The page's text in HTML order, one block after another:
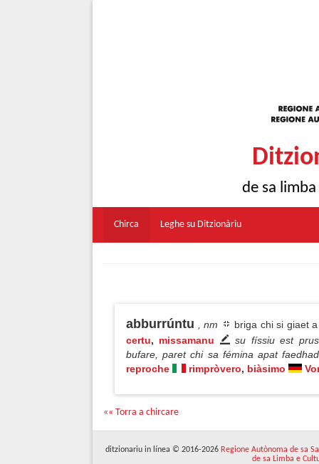
de sa
Chirca Leghe su Ditzionàriu
abburrúntu , nm
briga chi si giaet
certu, missamanu
su físsiu est
bufare, paret chi sa fémina apat
reproche
rimpròvero, biàsimo
«« Torra a chircare
ditzionariu in línea © 2016-2026 Regione Autònoma de sa
de sa Limba e